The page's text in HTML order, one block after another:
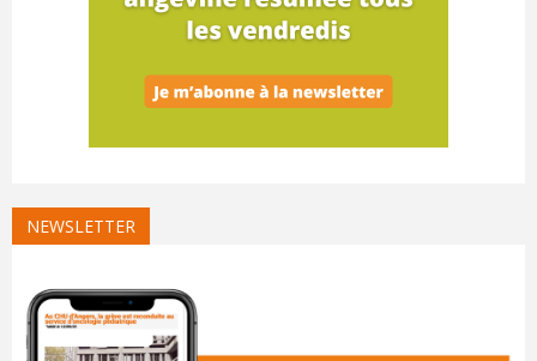
NEWSLETTER